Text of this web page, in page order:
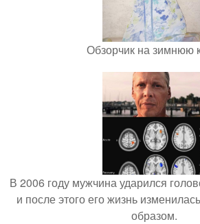
Обзорчик на зимнюю
В 2006 году мужчина ударился
и после этого его жизнь
образом.